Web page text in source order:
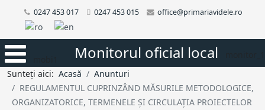
0247 453 017 0247 453 015 office@primariavidele.ro
Monitorul oficial local
Sunteți aici: Acasă
Anunturi
REGULAMENTUL CUPRINZÂND MĂSURILE METODOLOGICE,
ORGANIZATORICE, TERMENELE ȘI CIRCULAȚIA PROIECTELOR